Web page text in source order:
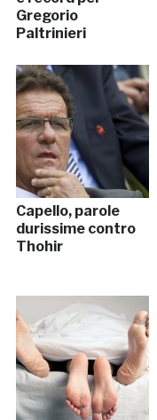
Gregorio
Paltrinieri
Capello, parole
durissime contro
Thohir